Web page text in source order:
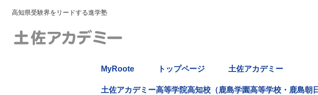
高知県受験界をリードする進学塾
MyRoote トップページ 土佐アカデミー
土佐アカデミー高等学院高知校（鹿島学園高等学校・鹿島朝